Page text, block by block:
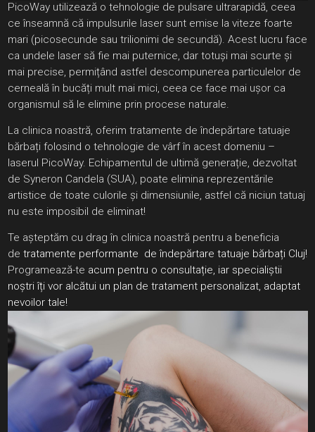
PicoWay utilizează o tehnologie de pulsare ultrarapidă, ceea
ce înseamnă că impulsurile laser sunt emise la viteze foarte
mari (picosecunde sau trilionimi de secundă). Acest lucru face
ca undele laser să fie mai puternice, dar totuși mai scurte și
mai precise, permițând astfel descompunerea particulelor de
cerneală în bucăți mult mai mici, ceea ce face mai ușor ca
organismul să le elimine prin procese naturale.
La clinica noastră, oferim tratamente de îndepărtare tatuaje
bărbați folosind o tehnologie de vârf în acest domeniu –
laserul PicoWay. Echipamentul de ultimă generație, dezvoltat
de Syneron Candela (SUA), poate elimina reprezentările
artistice de toate culorile și dimensiunile, astfel că niciun tatuaj
nu este imposibil de eliminat!
Te așteptăm cu drag în clinica noastră pentru a beneficia
de tratamente performante de îndepărtare tatuaje bărbați Cluj!
Programează-te acum pentru o consultație, iar specialiștii
noștri îți vor alcătui un plan de tratament personalizat, adaptat
nevoilor tale!